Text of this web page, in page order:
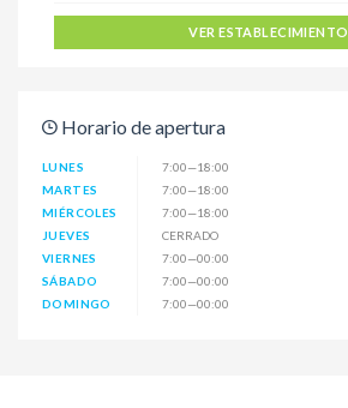
VER ESTABLECIMIENTO
Horario de apertura
LUNES
7:00—18:00
MARTES
7:00—18:00
MIÉRCOLES
7:00—18:00
JUEVES
CERRADO
VIERNES
7:00—00:00
SÁBADO
7:00—00:00
DOMINGO
7:00—00:00